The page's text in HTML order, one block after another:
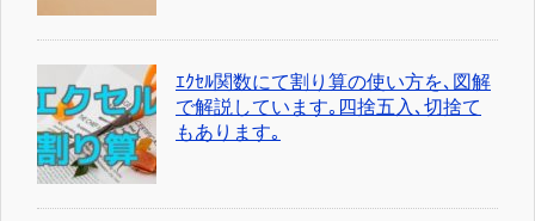
ｴｸｾﾙ関数にて割り算の使い方を､図解
で解説しています｡四捨五入､切捨て
もあります｡